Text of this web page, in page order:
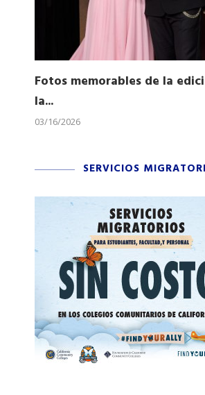
Fotos memorables de la
la...
03/16/2026
SERVICIOS